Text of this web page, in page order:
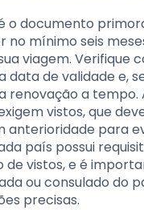
o documento
no mínimo seis
viagem. Verifique
data de validade e,
renovação a tempo.
vistos, que
anterioridade para
país possui
de vistos, e é
ou consulado do
precisas.